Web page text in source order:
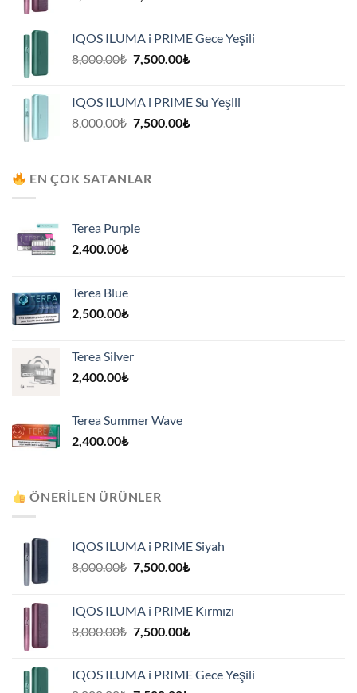
7,500.00₺.
IQOS ILUMA i PRIME Gece Yeşili
8,000.00₺ Orijinal
7,500.00₺Şu
7,500.00₺.
IQOS ILUMA i PRIME Su Yeşili
8,000.00₺ Orijinal
7,500.00₺Şu
EN ÇOK SATANLAR
Terea Purple
2,400.00₺
Terea Blue
2,500.00₺
Terea Silver
2,400.00₺
Terea Summer Wave
2,400.00₺
ÖNERILEN ÜRÜNLER
IQOS ILUMA i PRIME Siyah
8,000.00₺ Orijinal
7,500.00₺Şu
7,500.00₺.
IQOS ILUMA i PRIME Kırmızı
8,000.00₺ Orijinal
7,500.00₺Şu
7,500.00₺.
IQOS ILUMA i PRIME Gece Yeşili